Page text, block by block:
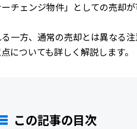
チェンジ物件」としての売却が
一方、通常の売却とは異なる
についても詳しく解説します。
この記事の目次